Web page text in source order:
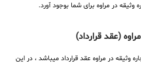
وثیقه در مراوه برای شما بوجود آورد.
وثیقه در مراوه عقد قرارداد میباشد ، در این